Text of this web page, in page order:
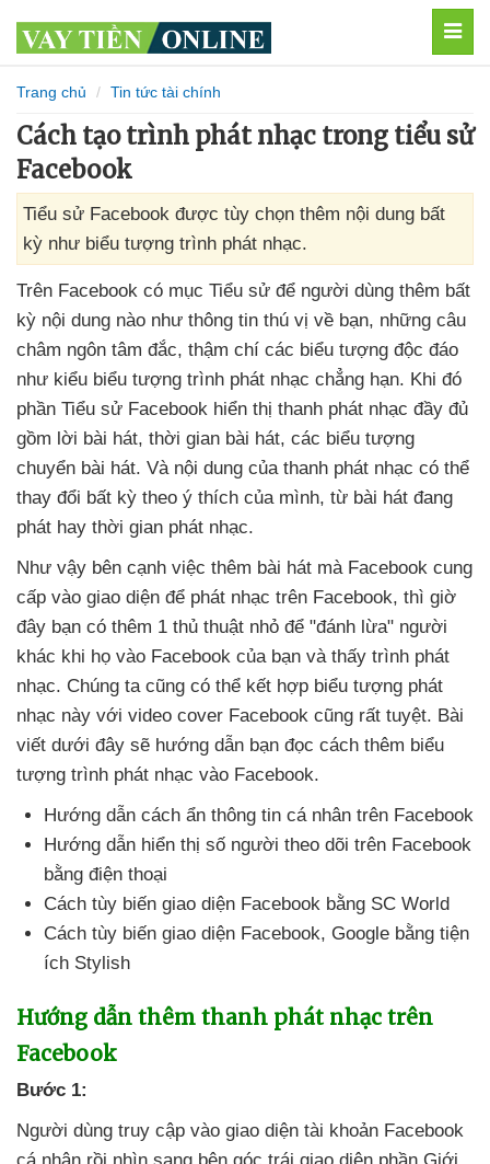
Trang chủ Tin tức tài chính
Cách tạo trình phát nhạc trong tiểu sử
Facebook
Tiểu sử Facebook được tùy chọn thêm nội dung bất
kỳ như biểu tượng trình phát nhạc.
Trên Facebook có mục Tiểu sử để người dùng thêm bất
kỳ nội dung nào như thông tin thú vị về bạn, những câu
châm ngôn tâm đắc, thậm chí các biểu tượng độc đáo
như kiểu biểu tượng trình phát nhạc chẳng hạn. Khi đó
phần Tiểu sử Facebook hiển thị thanh phát nhạc đầy đủ
gồm lời bài hát, thời gian bài hát, các biểu tượng
chuyển bài hát. Và nội dung của thanh phát nhạc có thể
thay đổi bất kỳ theo ý thích của mình, từ bài hát đang
phát hay thời gian phát nhạc.
Như vậy bên cạnh việc thêm bài hát mà Facebook cung
cấp vào giao diện để phát nhạc trên Facebook, thì giờ
đây bạn có thêm 1 thủ thuật nhỏ để "đánh lừa" người
khác khi họ vào Facebook của bạn và thấy trình phát
nhạc. Chúng ta cũng có thể kết hợp biểu tượng phát
nhạc này với video cover Facebook cũng rất tuyệt. Bài
viết dưới đây sẽ hướng dẫn bạn đọc cách thêm biểu
tượng trình phát nhạc vào Facebook.
Hướng dẫn cách ẩn thông tin cá nhân trên Facebook
Hướng dẫn hiển thị số người theo dõi trên Facebook
bằng điện thoại
Cách tùy biến giao diện Facebook bằng SC World
Cách tùy biến giao diện Facebook, Google bằng tiện
ích Stylish
Hướng dẫn thêm thanh phát nhạc trên
Facebook
Bước 1:
Người dùng truy cập vào giao diện tài khoản Facebook